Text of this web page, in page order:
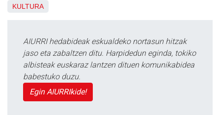
KULTURA
AIURRI hedabideak eskualdeko nortasun hitzak
jaso eta zabaltzen ditu. Harpidedun eginda, tokiko
albisteak euskaraz lantzen dituen komunikabidea
babestuko duzu.
Egin AIURRIkide!